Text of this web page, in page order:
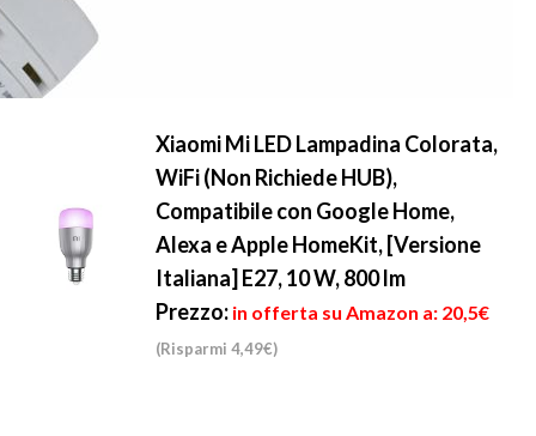
Xiaomi Mi LED Lampadina Colorata,
WiFi (Non Richiede HUB),
Compatibile con Google Home,
Alexa e Apple HomeKit, [Versione
Italiana] E27, 10 W, 800 lm
Prezzo: in offerta su Amazon a: 20,5€
(Risparmi 4,49€)